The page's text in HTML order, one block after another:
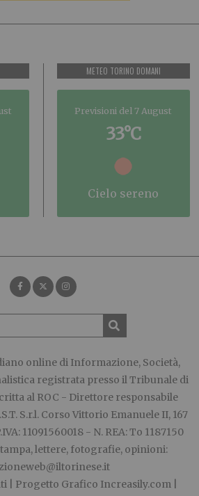
METEO TORINO DOMANI
Previsioni del 7 August
33°C
cielo sereno
online di Informazione, Società,
registrata presso il Tribunale di
al ROC - Direttore responsabile
S.r.l. Corso Vittorio Emanuele II, 167
11091560018 - N. REA: To 1187150
lettere, fotografie, opinioni:
| Progetto Grafico Increasily.com